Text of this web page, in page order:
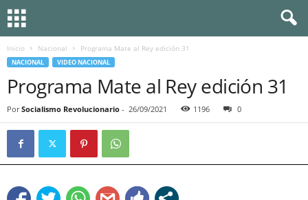
Inicio Nacional Programa Mate al Rey edición 31
NACIONAL VIDEO NACIONAL
Programa Mate al Rey edición 31
Por Socialismo Revolucionario - 26/09/2021 1196 0